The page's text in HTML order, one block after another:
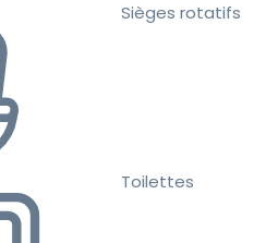
Sièges rotatifs
Toilettes